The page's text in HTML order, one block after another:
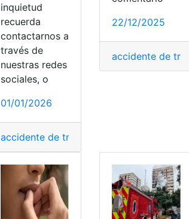
Accidentes Accidentes laborales,fondo,
inquietud
recuerda
contactarnos a
través de
nuestras redes
sociales, o
01/01/2026
accidente de trabajo
22/12/2025
accidente de